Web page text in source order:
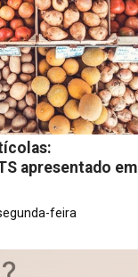
apresentado em
feira